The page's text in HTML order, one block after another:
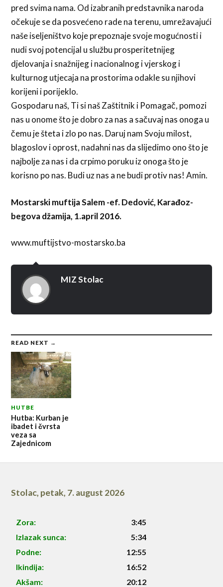
pred svima nama. Od izabranih predstavnika naroda
očekuje se da posvećeno rade na terenu, umrežavajući
naše iseljeništvo koje prepoznaje svoje mogućnosti i
nudi svoj potencijal u službu prosperitetnijeg
djelovanja i snažnijeg i nacionalnog i vjerskog i
kulturnog utjecaja na prostorima odakle su njihovi
korijeni i porijeklo.
Gospodaru naš, Ti si naš Zaštitnik i Pomagač, pomozi
nas u onome što je dobro za nas a sačuvaj nas onoga u
čemu je šteta i zlo po nas. Daruj nam Svoju milost,
blagoslov i oprost, nadahni nas da slijedimo ono što je
najbolje za nas i da crpimo poruku iz onoga što je
korisno po nas. Budi uz nas a ne budi protiv nas! Amin.
Mostarski muftija Salem -ef. Dedović, Karađoz-
begova džamija, 1.april 2016.
www.muftijstvo-mostarsko.ba
MIZ Stolac
READ NEXT →
HUTBE
Hutba: Kurban je
ibadet i čvrsta
veza sa
Zajednicom
Stolac, petak, 7. august 2026
Zora:
3:45
Izlazak sunca:
5:34
Podne:
12:55
Ikindija:
16:52
Akšam:
20:12